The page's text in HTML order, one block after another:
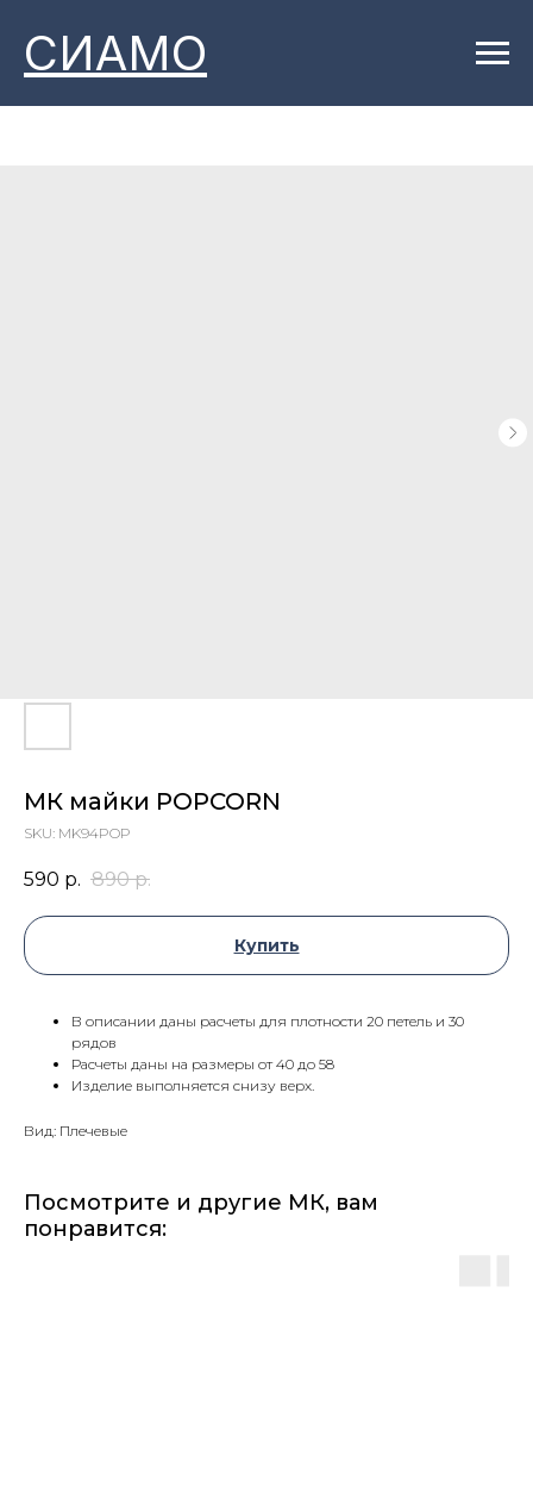
СИАМО
МК майки POPCORN
SKU: MK94POP
590 р. 890 р.
Купить
В описании даны расчеты для плотности 20 петель и 30
рядов
Расчеты даны на размеры от 40 до 58
Изделие выполняется снизу верх.
Вид: Плечевые
Посмотрите и другие МК, вам
понравится: